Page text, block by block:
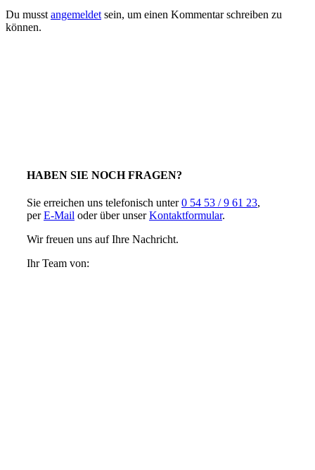
Du musst angemeldet sein, um einen Kommentar schreiben zu
können.
HABEN SIE NOCH FRAGEN?
Sie erreichen uns telefonisch unter0 54 53 / 9 61 23,
perE-Mail oder über unserKontaktformular.
Wir freuen uns auf Ihre Nachricht.
Ihr Team von: